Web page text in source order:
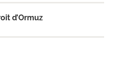
d’Ormuz